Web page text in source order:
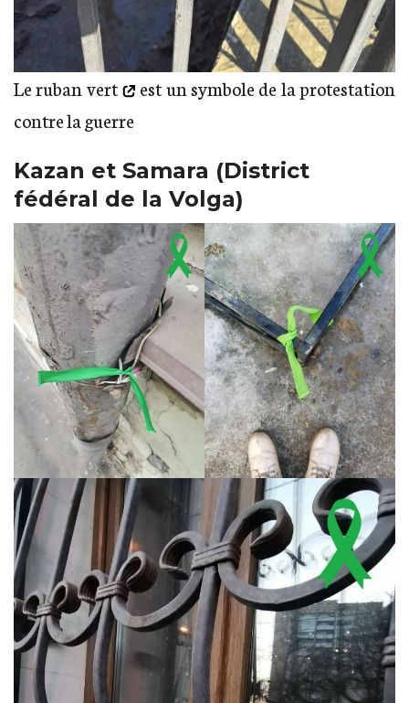
Le ruban vert
est un symbole de la protestation
contre la guerre
Kazan et Samara (District
fédéral de la Volga)